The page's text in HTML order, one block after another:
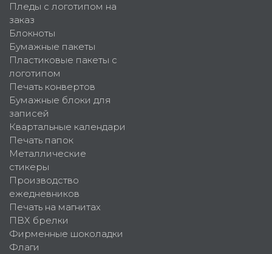
Пледы с логотипом на
заказ
Блокноты
Бумажные пакеты
Пластиковые пакеты с
логотипом
Печать конвертов
Бумажные блоки для
записей
Квартальные календари
Печать папок
Металлические
стикеры
Производство
ежедневников
Печать на магнитах
ПВХ брелки
Фирменные шоколадки
Флаги